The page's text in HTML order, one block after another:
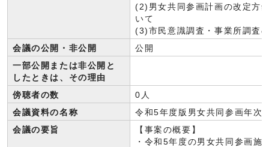
(2)男女共同参画計画の改定方
いて
(3)市民意識調査・事業所調査
会議の公開・非公開
公開
一部公開または非公開と
したときは、その理由
傍聴者の数
0人
会議資料の名称
令和5年度版男女共同参画年次
会議の要旨
【事案の概要】
・令和5年度の男女共同参画施